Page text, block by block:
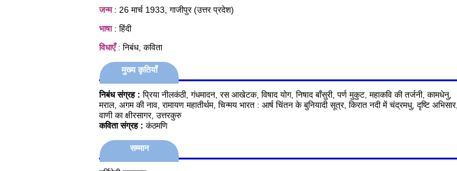
जन्म: 26 मार्च 1933, गाजीपुर (उत्तर प्रदेश)
भाषा: हिंदी
विधाएँ: निबंध, कविता
मुख्य कृतियाँ
निबंध संग्रह : प्रिया नीलकंठी, गंधमादन, रस आखेटक, विषाद योग, निषाद बाँसुरी, पर्ण मुकुट, महाकवि की तर्जनी, कामधेनु,
मराल, अगम की नाव, रामायण महातीर्थम, चिन्मय भारत : आर्ष चिंतन के बुनियादी सूत्र, किरात नदी में चंद्रमधु, दृष्टि अभिसार,
वाणी का क्षीरसागर, उत्तरकुरु
कविता संग्रह : कंठमणि
सम्मान